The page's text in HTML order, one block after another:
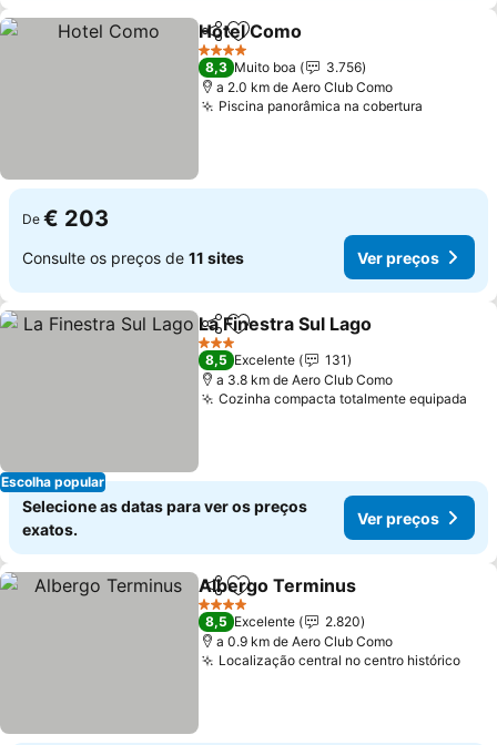
PartilharAdicionar aos favoritos
Hotel Como
4 Estrelas
8,3 Muito boa
3.756
a 2.0 km de Aero Club Como
Piscina panorâmica na cobertura
De € 203
Consulte os preços de 11 sites Ver preços
Escolha popular
PartilharAdicionar aos favoritos
La Finestra Sul Lago
3 Estrelas
8,5 Excelente
131
a 3.8 km de Aero Club Como
Cozinha compacta totalmente equipada
Selecione as datas para ver os preços
exatos.
Ver preços
PartilharAdicionar aos favoritos
Albergo Terminus
4 Estrelas
8,5 Excelente
2.820
a 0.9 km de Aero Club Como
Localização central no centro históricoVer